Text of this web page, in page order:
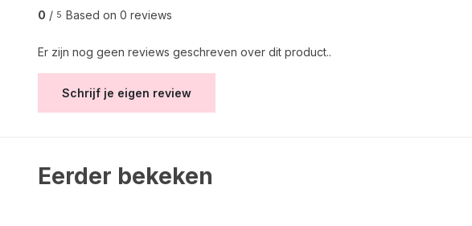
0 / 5 Based on 0 reviews
Er zijn nog geen reviews geschreven over dit product..
Schrijf je eigen review
Eerder bekeken